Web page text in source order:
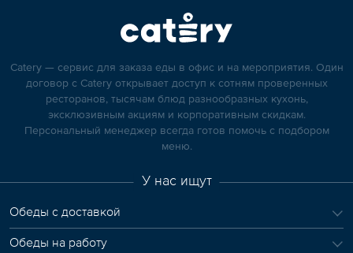
Catery — сервис для заказа еды в офис и на мероприятия. Один
договор с Catery открывает доступ к сотням проверенных
ресторанов, тысячам блюд разнообразных кухонь,
эксклюзивным акциям и корпоративным скидкам.
Персональный менеджер всегда готов помочь с подбором
меню.
У нас ищут
Обеды с доставкой
Обеды на работу